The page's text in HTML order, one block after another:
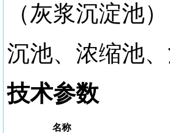
（灰浆沉淀池
沉池、浓缩池
技术参数
名称